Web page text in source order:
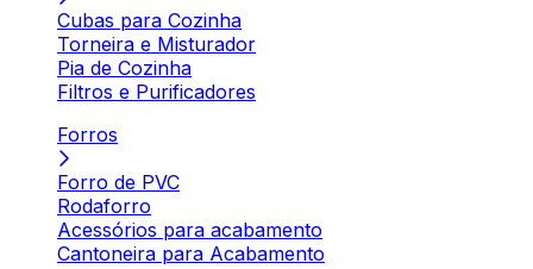
Cubas para Cozinha
Torneira e Misturador
Pia de Cozinha
Filtros e Purificadores
Forros
Forro de PVC
Rodaforro
Acessórios para acabamento
Cantoneira para Acabamento